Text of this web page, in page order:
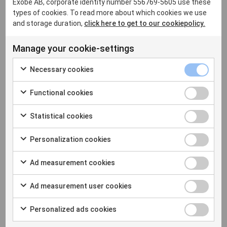
När väljer vi en annan lösning?
Nu tänker du att Power Apps är lösningen på alla
världens problem. Så är det naturligtvis inte (även om
det är nära). Här följer några exempel på när Power
Appar eller lösningar som hantera väldigt stora
datamängder
Appar som ska kunna köras av personer som inte
ingår i er Microsoft 365 Tenant
Appar som måste kunna arbeta i bakgrunden
Kontakta oss på Exobe om du har en idé, men är
Exobe AB, corporate identity number 556769-5605 use these
types of cookies. To read more about which cookies we use
and storage duration, click here to get to our cookiepolicy.
Manage your cookie-settings
Necessary cookies
Functional cookies
Statistical cookies
Personalization cookies
Ad measurement cookies
Ad measurement user cookies
Personalized ads cookies